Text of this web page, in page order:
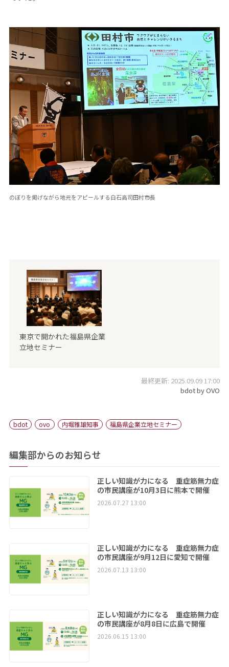
のぼりを掲げながら地元をアピールする白石高司田村市長
東京で開かれた福島県企業
立地セミナー
最終更新: 2025.09.09 17:00
bdot by OVO
bdot ovo 内堀雅雄知事 福島県企業立地セミナー
編集部からのお知らせ
正しい知識が力になる 重症筋無力症
の市民講座が10月3日に熊本で開催
2026.07.27 13:00
正しい知識が力になる 重症筋無力症
の市民講座が9月12日に愛知で開催
2026.07.13 13:00
正しい知識が力になる 重症筋無力症
の市民講座が8月8日に広島で開催
2026.06.15 13:00